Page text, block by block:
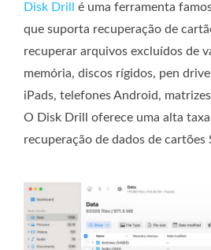
Disk Drill
é uma ferramenta
que suporta recuperação de
recuperar arquivos excluídos de
memória, discos rígidos, pen
iPads, telefones Android,
O Disk Drill oferece uma alta taxa
recuperação de dados de cartões